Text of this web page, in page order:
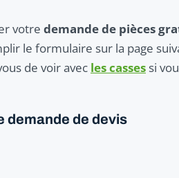
votre demande de pièces
le formulaire sur la page
de voir avec les casses si
demande de devis